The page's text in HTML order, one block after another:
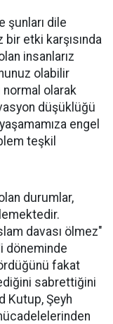
şunları dile
etki karşısında
insanlarız
olabilir
normal olarak
düşüklüğü
engel
teşkil
durumlar,
davası ölmez"
döneminde
fakat
sabrettiğini
Kutup, Şeyh